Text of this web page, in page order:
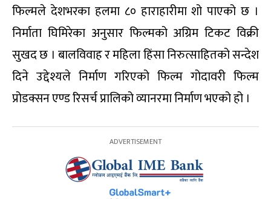
फिल्मले देशभरका हलमा ८० हाराहारीमा शो पाएको छ ।
निर्माता घिमिरेका अनुसार फिल्मको अग्रिम टिकट विक्री
सुखद छ । बालविवाह र महिला हिंसा निरुत्साहितको सन्देश
दिने उद्देश्यले निर्माण गरिएको फिल्म गोदावरी फिल्म
प्रोडक्सन एण्ड रिसर्च प्रालिको व्यानरमा निर्माण भएको हो ।